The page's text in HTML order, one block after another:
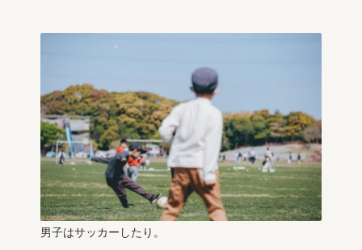
男子はサッカーしたり。